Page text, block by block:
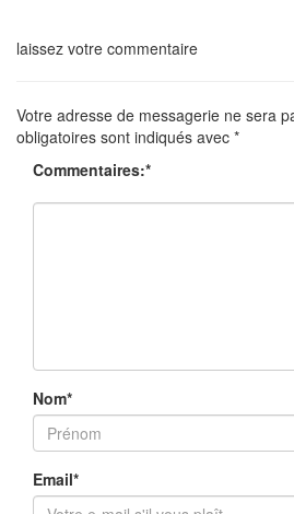
laissez votre commentaire
Votre adresse de messagerie ne sera
obligatoires sont indiqués avec *
Commentaires:*
Nom*
Email*